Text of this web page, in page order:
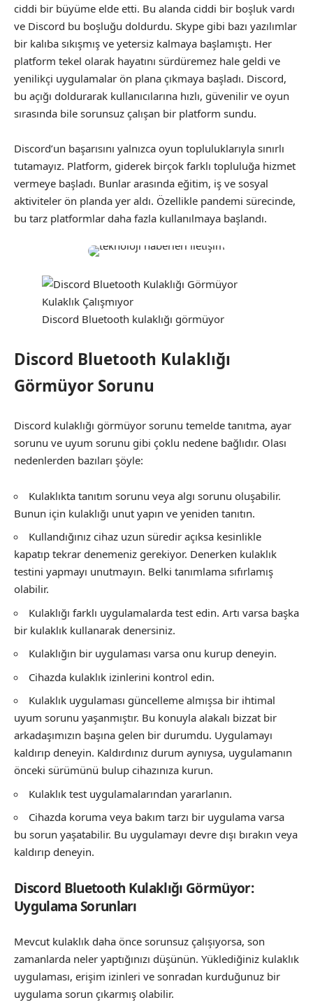
ciddi bir büyüme elde etti. Bu alanda ciddi bir boşluk vardı
ve Discord bu boşluğu doldurdu. Skype gibi bazı yazılımlar
bir kalıba sıkışmış ve yetersiz kalmaya başlamıştı. Her
platform tekel olarak hayatını sürdüremez hale geldi ve
yenilikçi uygulamalar ön plana çıkmaya başladı. Discord,
bu açığı doldurarak kullanıcılarına hızlı, güvenilir ve oyun
sırasında bile sorunsuz çalışan bir platform sundu.
Discord’un başarısını yalnızca oyun topluluklarıyla sınırlı
tutamayız. Platform, giderek birçok farklı topluluğa hizmet
vermeye başladı. Bunlar arasında eğitim, iş ve sosyal
aktiviteler ön planda yer aldı. Özellikle pandemi sürecinde,
bu tarz platformlar daha fazla kullanılmaya başlandı.
Discord Bluetooth kulaklığı görmüyor
Discord Bluetooth Kulaklığı
Görmüyor Sorunu
Discord kulaklığı görmüyor sorunu temelde tanıtma, ayar
sorunu ve uyum sorunu gibi çoklu nedene bağlıdır. Olası
nedenlerden bazıları şöyle:
Kulaklıkta tanıtım sorunu veya algı sorunu oluşabilir.
Bunun için kulaklığı unut yapın ve yeniden tanıtın.
Kullandığınız cihaz uzun süredir açıksa kesinlikle
kapatıp tekrar denemeniz gerekiyor. Denerken kulaklık
testini yapmayı unutmayın. Belki tanımlama sıfırlamış
olabilir.
Kulaklığı farklı uygulamalarda test edin. Artı varsa başka
bir kulaklık kullanarak denersiniz.
Kulaklığın bir uygulaması varsa onu kurup deneyin.
Cihazda kulaklık izinlerini kontrol edin.
Kulaklık uygulaması güncelleme almışsa bir ihtimal
uyum sorunu yaşanmıştır. Bu konuyla alakalı bizzat bir
arkadaşımızın başına gelen bir durumdu. Uygulamayı
kaldırıp deneyin. Kaldırdınız durum aynıysa, uygulamanın
önceki sürümünü bulup cihazınıza kurun.
Kulaklık test uygulamalarından yararlanın.
Cihazda koruma veya bakım tarzı bir uygulama varsa
bu sorun yaşatabilir. Bu uygulamayı devre dışı bırakın veya
kaldırıp deneyin.
Discord Bluetooth Kulaklığı Görmüyor:
Uygulama Sorunları
Mevcut kulaklık daha önce sorunsuz çalışıyorsa, son
zamanlarda neler yaptığınızı düşünün. Yüklediğiniz kulaklık
uygulaması, erişim izinleri ve sonradan kurduğunuz bir
uygulama sorun çıkarmış olabilir.